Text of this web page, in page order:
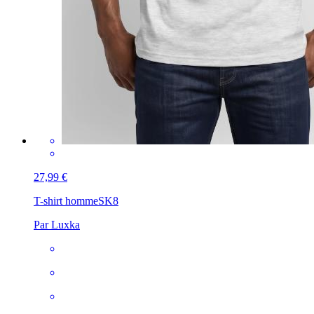
27,99 €
T-shirt hommeSK8
Par Luxka